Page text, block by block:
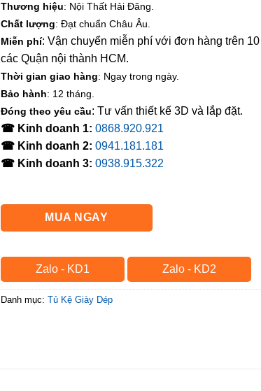
là:
3,200,000₫.
2,950,000₫.
Thương hiệu: Nội Thất Hải Đăng.
Chất lượng: Đạt chuẩn Châu Âu.
Miễn phí: Vận chuyển miễn phí với đơn hàng trên 10
các Quận nội thành HCM.
Thời gian giao hàng: Ngay trong ngày.
Bảo hành: 12 tháng.
Đóng theo yêu cầu: Tư vấn thiết kế 3D và lắp đặt.
☎ Kinh doanh 1: 0868.920.921
☎ Kinh doanh 2: 0941.181.181
☎ Kinh doanh 3: 0938.915.322
MUA NGAY
Zalo - KD1 Zalo - KD2
Danh mục: Tủ Kệ Giày Dép